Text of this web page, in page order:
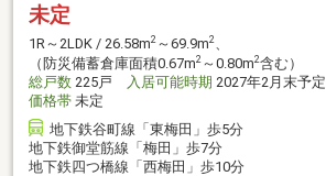
未定
1R～2LDK / 26.58m2 ～69.9m2
（防災備蓄倉庫面積0.67m2 ～0.80m2含む）
総戸数 225戸 入居可能時期 2027年2月末予定
価格帯 未定
地下鉄谷町線「東梅田」歩5分
地下鉄御堂筋線「梅田」歩7分
地下鉄四つ橋線「西梅田」歩10分